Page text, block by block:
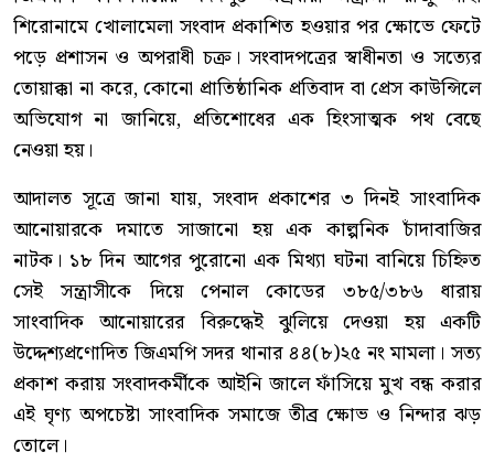
শিরোনামে খোলামেলা সংবাদ প্রকাশিত হওয়ার পর ক্ষোভে ফেটে
পড়ে প্রশাসন ও অপরাধী চক্র। সংবাদপত্রের স্বাধীনতা ও সত্যের
তোয়াক্কা না করে, কোনো প্রাতিষ্ঠানিক প্রতিবাদ বা প্রেস কাউন্সিলে
অভিযোগ না জানিয়ে, প্রতিশোধের এক হিংসাত্মক পথ বেছে
নেওয়া হয়।
আদালত সূত্রে জানা যায়, সংবাদ প্রকাশের ৩ দিনই সাংবাদিক
আনোয়ারকে দমাতে সাজানো হয় এক কাল্পনিক চাঁদাবাজির
নাটক। ১৮ দিন আগের পুরোনো এক মিথ্যা ঘটনা বানিয়ে চিহ্নিত
সেই সন্ত্রাসীকে দিয়ে পেনাল কোডের ৩৮৫/৩৮৬ ধারায়
সাংবাদিক আনোয়ারের বিরুদ্ধেই ঝুলিয়ে দেওয়া হয় একটি
উদ্দেশ্যপ্রণোদিত জিএমপি সদর থানার ৪৪(৮)২৫ নং মামলা। সত্য
প্রকাশ করায় সংবাদকর্মীকে আইনি জালে ফাঁসিয়ে মুখ বন্ধ করার
এই ঘৃণ্য অপচেষ্টা সাংবাদিক সমাজে তীব্র ক্ষোভ ও নিন্দার ঝড়
তোলে।